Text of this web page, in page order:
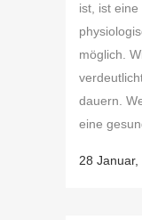
ist, ist
möglich.
dauern.
eine
28 Januar,